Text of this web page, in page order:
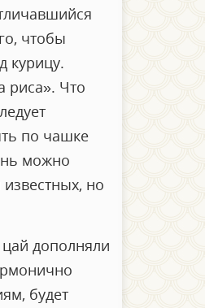
чтобы
курицу.
риса». Что
по чашке
можно
но
дополняли
будет